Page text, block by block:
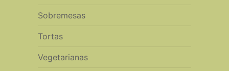
Sobremesas
Tortas
Vegetarianas